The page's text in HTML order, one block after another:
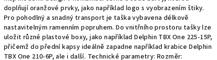
doplňují oranžové prvky, jako například logo s vyobrazením štiky.
Pro pohodlný a snadný transport je taška vybavena délkově
nastavitelným ramenním popruhem. Do vnitřního prostoru tašky lze
uložit různé plastové boxy, jako například Delphin TBX One 225-15P,
přičemž do přední kapsy ideálně zapadne například krabice Delphin
TBX One 210-6P, ale i další. Technické parametry: Rozměr: